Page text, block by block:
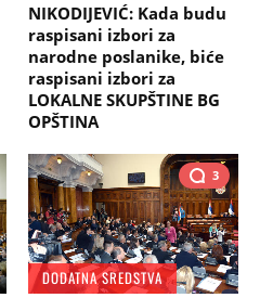
NIKODIJEVIĆ: Kada budu
raspisani izbori za
narodne poslanike, biće
raspisani izbori za
LOKALNE SKUPŠTINE BG
OPŠTINA
3
DODATNA SREDSTVA